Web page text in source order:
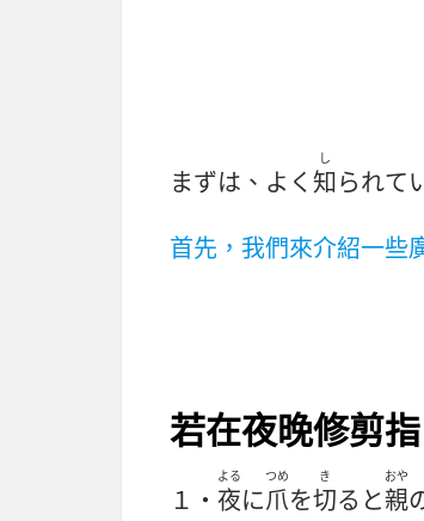
まずは、よく 知
し
られて
首先，我們來介紹一些
若在夜晚修剪
１・ 夜
よる
に爪
つめ
を切
き
ると親
おや